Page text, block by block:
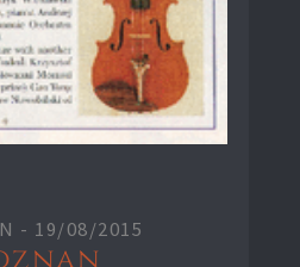
- 19/08/2015